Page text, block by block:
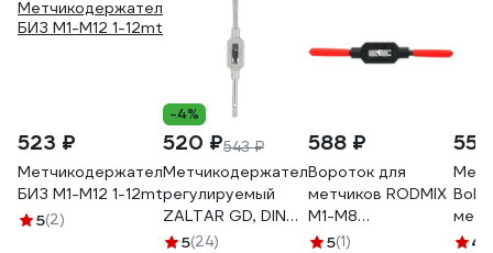
523 ₽
Метчикодержатель
БИЗ М1-М12 1-12mt
5(2)
-4%
520 ₽543 ₽
Метчикодержатель
регулируемый
ZALTAR GD, DIN
1814, # 1, M1-10,
5(24)
588 ₽
Вороток для
метчиков RODMIX
М1-М8
1610001008
5(1) 4